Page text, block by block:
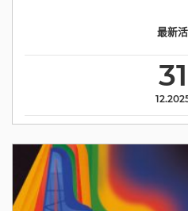
31
最新